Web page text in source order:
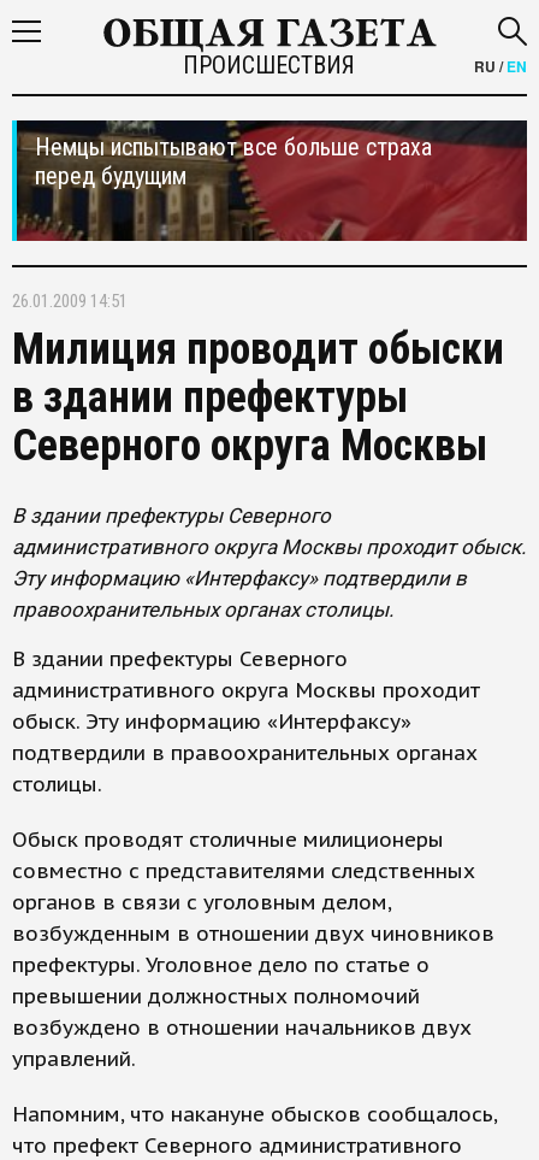
ПРОИСШЕСТВИЯ RU /EN
Немцы испытывают все больше страха
перед будущим
26.01.2009 14:51
Милиция проводит обыски
в здании префектуры
Северного округа Москвы
В здании префектуры Северного
административного округа Москвы проходит обыск.
Эту информацию «Интерфаксу» подтвердили в
правоохранительных органах столицы.
В здании префектуры Северного
административного округа Москвы проходит
обыск. Эту информацию «Интерфаксу»
подтвердили в правоохранительных органах
столицы.
Обыск проводят столичные милиционеры
совместно с представителями следственных
органов в связи с уголовным делом,
возбужденным в отношении двух чиновников
префектуры. Уголовное дело по статье о
превышении должностных полномочий
возбуждено в отношении начальников двух
управлений.
Напомним, что накануне обысков сообщалось,
что префект Северного административного